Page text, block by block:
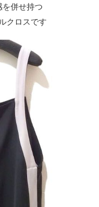
併せ持つ
クロスです